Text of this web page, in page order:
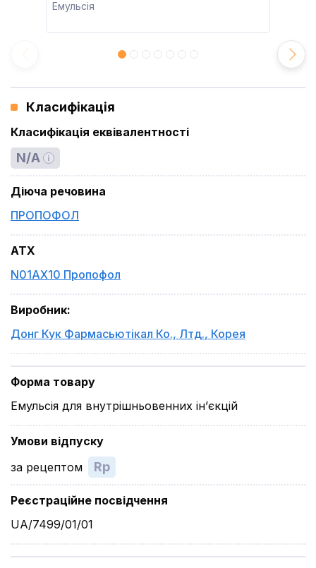
Емульсія
Класифікація
Класифікація еквівалентності
N/A
Діюча речовина
ПРОПОФОЛ
ATX
N01AX10 Пропофол
Виробник:
Донг Кук Фармасьютікал Ко., Лтд., Корея
Форма товару
Емульсія для внутрішньовенних ін’єкцій
Умови відпуску
за рецептом
Rp
Реєстраційне посвідчення
UA/7499/01/01